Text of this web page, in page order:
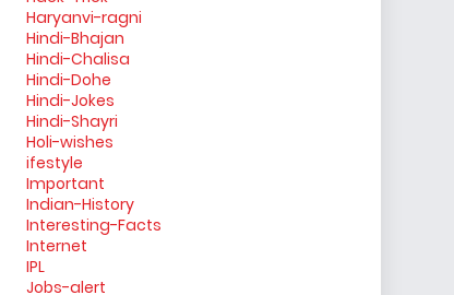
Haryanvi-ragni
Hindi-Bhajan
Hindi-Chalisa
Hindi-Dohe
Hindi-Jokes
Hindi-Shayri
Holi-wishes
ifestyle
Important
Indian-History
Interesting-Facts
Internet
IPL
Jobs-alert